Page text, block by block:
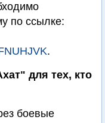
по ссылке:
.
для тех, кто
боевые